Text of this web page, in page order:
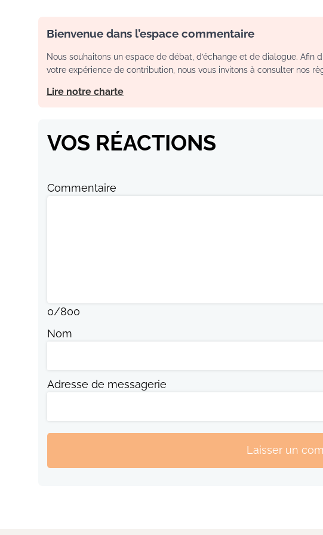
Bienvenue dans l’espace commentaire
Nous souhaitons un espace de débat, d’échange et de dialogue.
votre expérience de contribution, nous vous invitons à consulter nos
Lire notre charte
VOS RÉACTIONS
Commentaire
0/800
Nom
Adresse de messagerie
Laisser un